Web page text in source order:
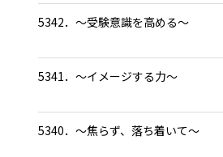
5342．～受験意識を高める〜
5341．～イメージする力〜
5340．～焦らず、落ち着いて〜